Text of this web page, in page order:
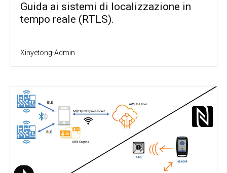
Guida ai sistemi di localizzazione in
tempo reale (RTLS).
Xinyetong-Admin